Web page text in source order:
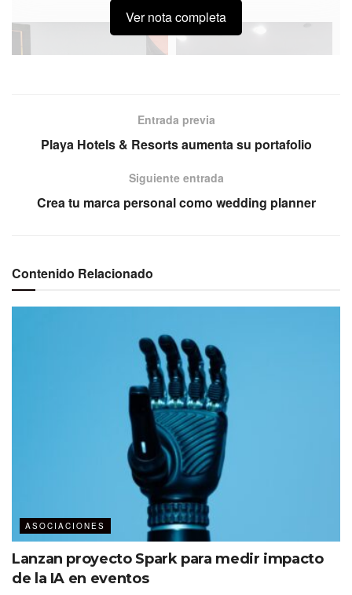
La firma de la adhesión se realizó en la Ciudad de México,
«Desde hace tres años estamos
trabajando para adherirnos a estos
protocolos internacionales que nos
permitirán competir y atraer mayor
número de eventos del sector
farmacéutico a Cancún. Quiero
destacar el apoyo y la comprensión
del Dr. Millán desde el primer
acercamiento, el resultado es muy
positivo. Así nuestros clientes (las
asociaciones nacionales e
internacionales) tendrán la certeza
de que la cadena de valor continuará
Ver nota completa
Entrada previa
Playa Hotels & Resorts aumenta su portafolio
Siguiente entrada
Crea tu marca personal como wedding planner
Contenido Relacionado
ASOCIACIONES
Lanzan proyecto Spark para medir impacto
de la IA en eventos